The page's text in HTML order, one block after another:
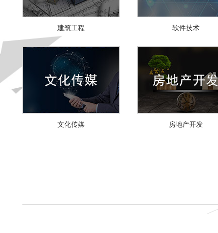
建筑工程 软件技术
文化传媒 房地产开发